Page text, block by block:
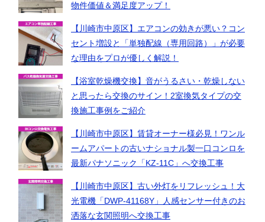
物件価値＆満足度アップ！
【川崎市中原区】エアコンの効きが悪い？コン
セント増設と「単独配線（専用回路）」が必要
な理由をプロが優しく解説！
【浴室乾燥機交換】音がうるさい・乾燥しない
と思ったら交換のサイン！2室換気タイプの交
換施工事例をご紹介
【川崎市中原区】賃貸オーナー様必見！ワンル
ームアパートの古いナショナル製一口コンロを
最新パナソニック「KZ-11C」へ交換工事
【川崎市中原区】古い外灯をリフレッシュ！大
光電機「DWP-41168Y」人感センサー付きのお
洒落な玄関照明へ交換工事